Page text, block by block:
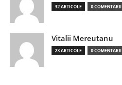
32 ARTICOLE 0 COMENTARII
Vitalii Mereutanu
23 ARTICOLE 0 COMENTARII